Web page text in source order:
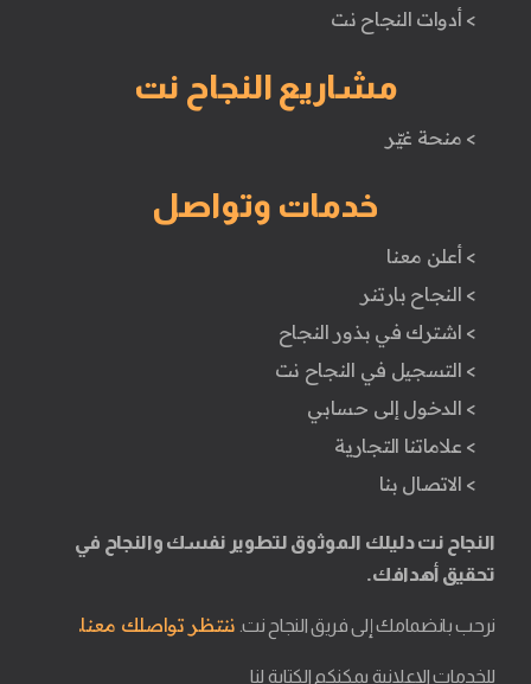
> أدوات النجاح نت
مشاريع النجاح نت
> منحة غيّر
خدمات وتواصل
> أعلن معنا
> النجاح بارتنر
> اشترك في بذور النجاح
> التسجيل في النجاح نت
> الدخول إلى حسابي
> علاماتنا التجارية
> الاتصال بنا
النجاح نت دليلك الموثوق لتطوير نفسك والنجاح في
تحقيق أهدافك.
نرحب بانضمامك إلى فريق النجاح نت. ننتظر تواصلك معنا.
للخدمات الإعلانية يمكنكم الكتابة لنا